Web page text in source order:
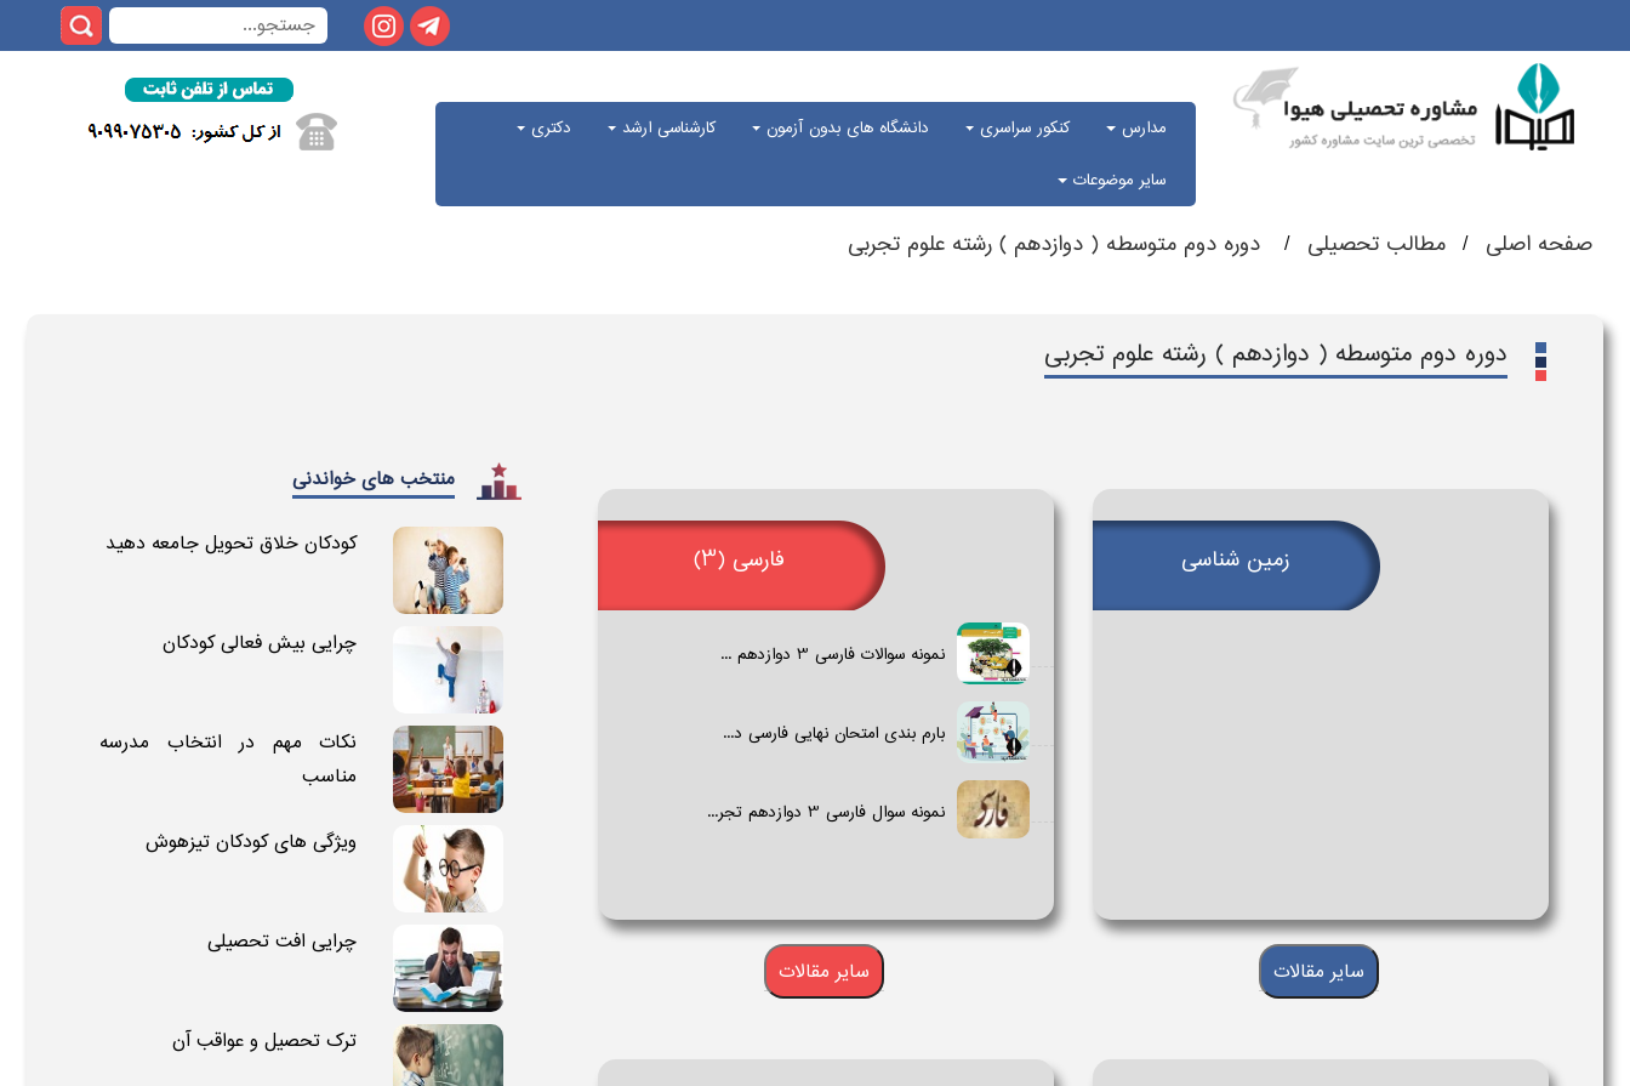
مدارس کنکور سراسری دانشگاه های بدون آزمون کارشناسی ارشد
دکتری
سایر موضوعات
صفحه اصلی مطالب تحصیلی دوره دوم متوسطه ( دوازدهم ) رشته علوم تجربی
دوره دوم متوسطه ( دوازدهم ) رشته علوم تجربی
زمین شناسی فارسی (3)
نمونه سوالات فارسی 3​ دوازدهم ...
بارم بندی امتحان نهایی فارسی د...
نمونه سوال فارسی 3 دوازدهم تجر...
منتخب های خواندنی
کودکان خلاق تحویل جامعه دهید
چرایی بیش فعالی کودکان
نکات مهم در انتخاب مدرسه
مناسب
ویژگی های کودکان تیزهوش
چرایی افت تحصیلی
ترک تحصیل و عواقب آن